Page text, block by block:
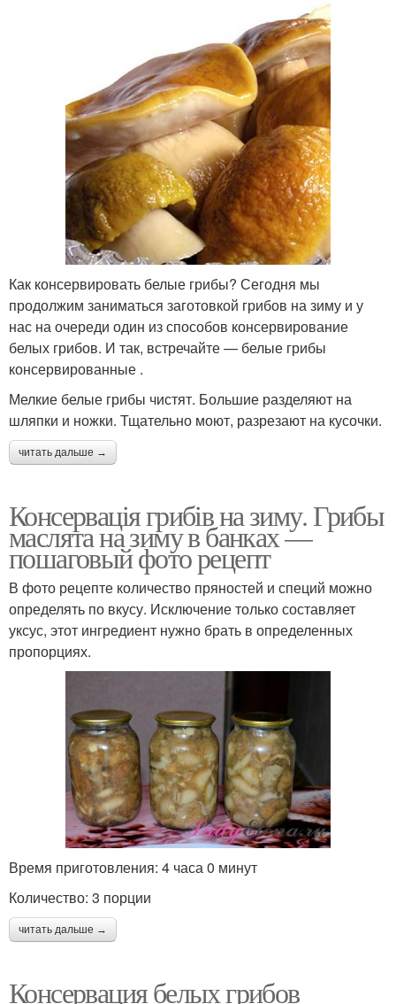
Как консервировать белые грибы? Сегодня мы
продолжим заниматься заготовкой грибов на зиму и у
нас на очереди один из способов консервирование
белых грибов. И так, встречайте — белые грибы
консервированные .
Мелкие белые грибы чистят. Большие разделяют на
шляпки и ножки. Тщательно моют, разрезают на кусочки.
читать дальше →
Консервація грибів на зиму. Грибы
маслята на зиму в банках —
пошаговый фото рецепт
В фото рецепте количество пряностей и специй можно
определять по вкусу. Исключение только составляет
уксус, этот ингредиент нужно брать в определенных
пропорциях.
Время приготовления: 4 часа 0 минут
Количество: 3 порции
читать дальше →
Консервация белых грибов